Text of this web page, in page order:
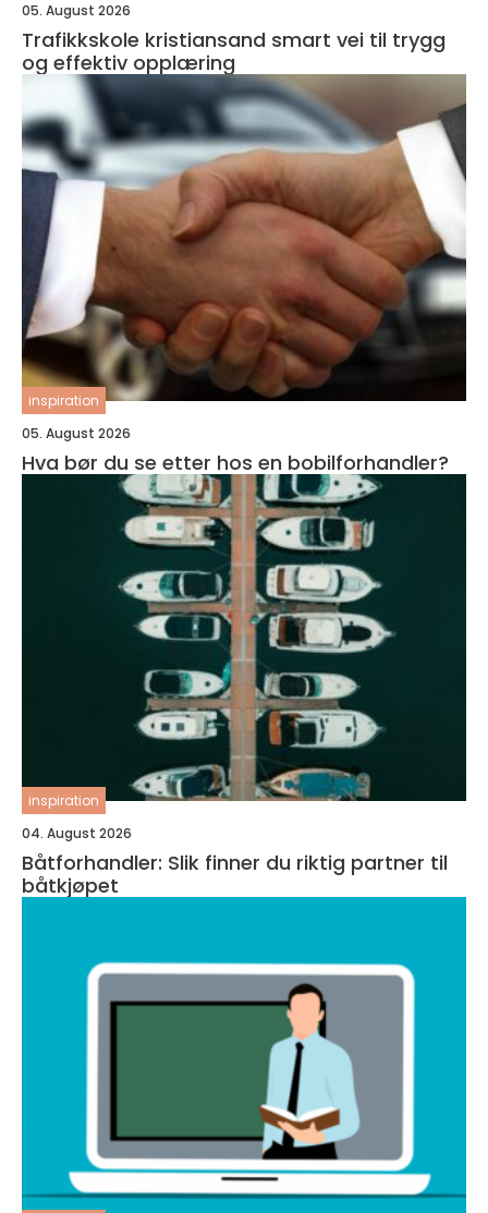
05. August 2026
Trafikkskole kristiansand smart vei til trygg
og effektiv opplæring
inspiration
05. August 2026
Hva bør du se etter hos en bobilforhandler?
inspiration
04. August 2026
Båtforhandler: Slik finner du riktig partner til
båtkjøpet